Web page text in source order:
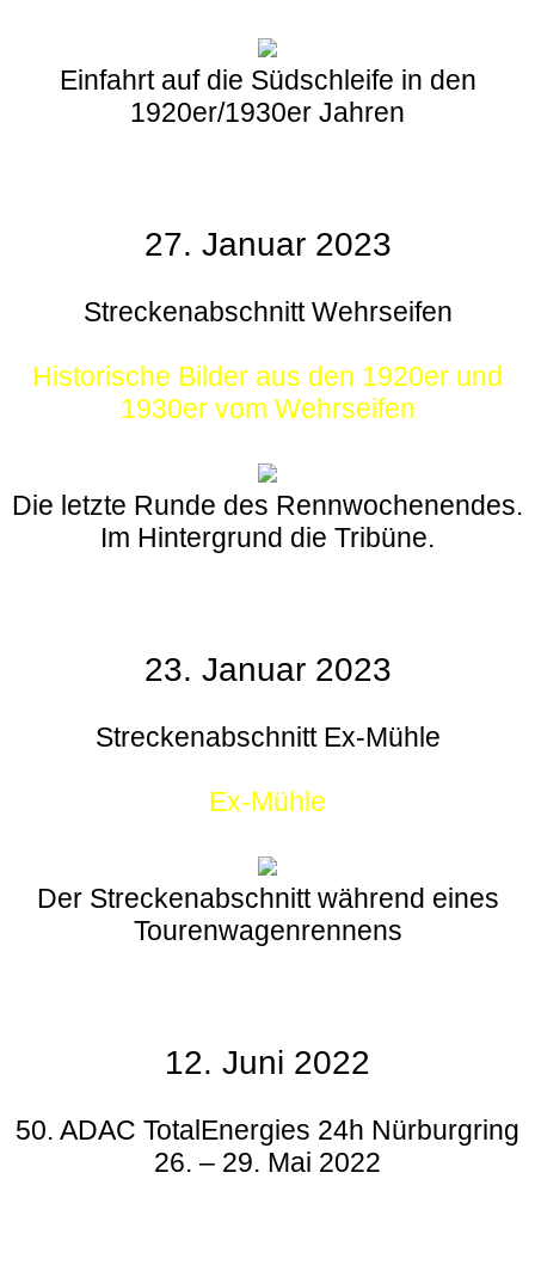
Einfahrt auf die Südschleife in den
1920er/1930er Jahren
27. Januar 2023
Streckenabschnitt Wehrseifen
Historische Bilder aus den 1920er und
1930er vom Wehrseifen
Die letzte Runde des Rennwochenendes.
Im Hintergrund die Tribüne.
23. Januar 2023
Streckenabschnitt Ex-Mühle
Ex-Mühle
Der Streckenabschnitt während eines
Tourenwagenrennens
12. Juni 2022
50. ADAC TotalEnergies 24h Nürburgring
26. – 29. Mai 2022